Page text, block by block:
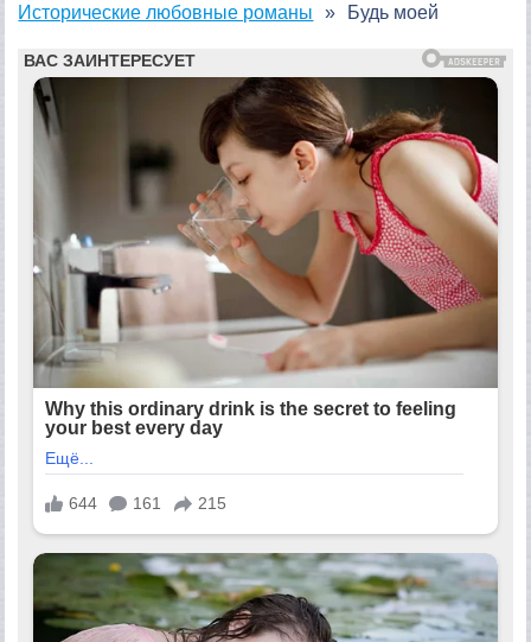
Исторические любовные романы
Будь моей